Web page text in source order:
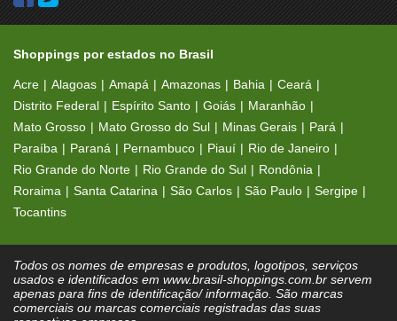
Shoppings por estados no Brasil
Acre Alagoas Amapá Amazonas Bahia
Ceará
Distrito Federal
Espírito Santo Goiás
Maranhão
Mato Grosso
Mato Grosso do Sul Minas Gerais
Pará
Paraíba
Paraná Pernambuco Piauí
Rio de Janeiro
Rio Grande do Norte
Rio Grande do Sul
Rondônia
Roraima
Santa Catarina São Carlos São Paulo
Sergipe
Tocantins
Todos os nomes de empresas e produtos, logotipos, serviços
usados e identificados em www.brasil-shoppings.com.br servem
apenas para fins de identificação/ informação. São marcas
comerciais ou marcas comerciais registradas das suas